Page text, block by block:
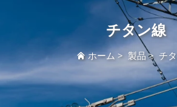
チタン線
ホーム > 製品> チ